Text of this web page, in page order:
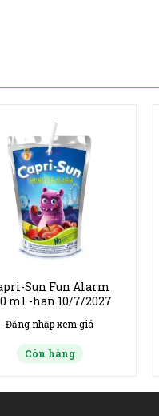
Sun Fun Alarm
ml -han 10/7/2027
Đăng nhập xem giá
Còn hàng